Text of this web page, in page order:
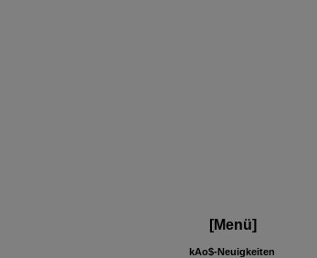
[Menü]
kAo$-Neuigkeiten